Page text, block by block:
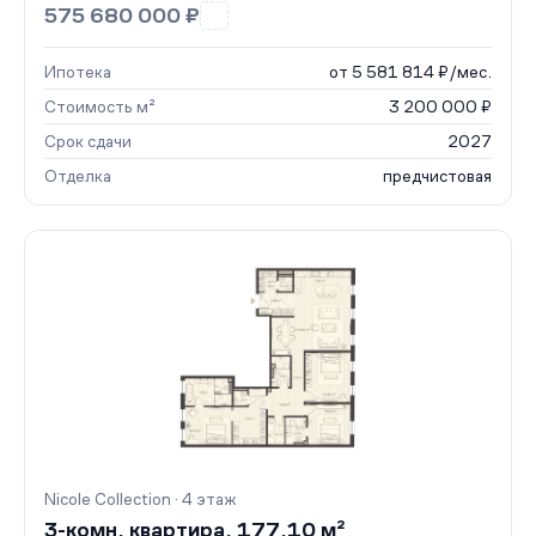
575 680 000 ₽
Ипотека
от 5 581 814 ₽/мес.
Стоимость м²
3 200 000 ₽
Срок сдачи
2027
Отделка
предчистовая
Nicole Collection · 4 этаж
3-комн. квартира, 177.10 м²